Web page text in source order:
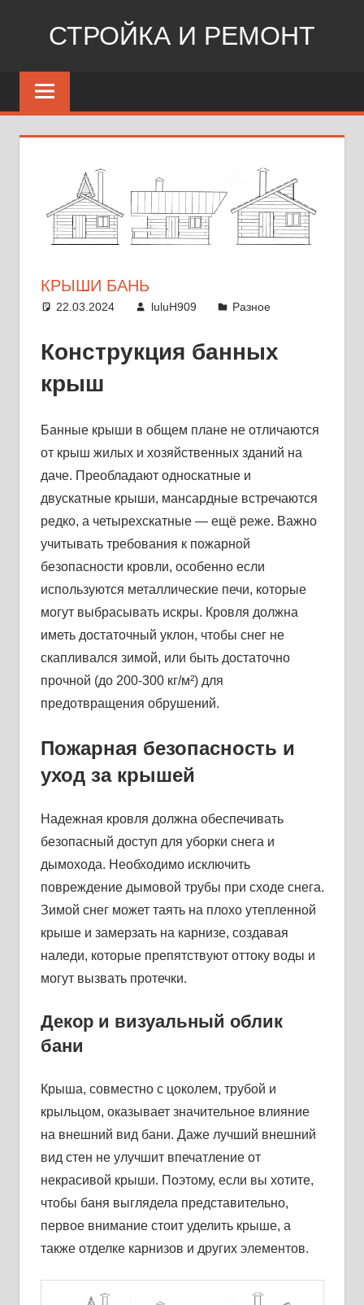
СТРОЙКА И РЕМОНТ
КРЫШИ БАНЬ
22.03.2024 luluH909 Разное
Конструкция банных
крыш
Банные крыши в общем плане не отличаются
от крыш жилых и хозяйственных зданий на
даче. Преобладают односкатные и
двускатные крыши, мансардные встречаются
редко, а четырехскатные — ещё реже. Важно
учитывать требования к пожарной
безопасности кровли, особенно если
используются металлические печи, которые
могут выбрасывать искры. Кровля должна
иметь достаточный уклон, чтобы снег не
скапливался зимой, или быть достаточно
прочной (до 200-300 кг/м²) для
предотвращения обрушений.
Пожарная безопасность и
уход за крышей
Надежная кровля должна обеспечивать
безопасный доступ для уборки снега и
дымохода. Необходимо исключить
повреждение дымовой трубы при сходе снега.
Зимой снег может таять на плохо утепленной
крыше и замерзать на карнизе, создавая
наледи, которые препятствуют оттоку воды и
могут вызвать протечки.
Декор и визуальный облик
бани
Крыша, совместно с цоколем, трубой и
крыльцом, оказывает значительное влияние
на внешний вид бани. Даже лучший внешний
вид стен не улучшит впечатление от
некрасивой крыши. Поэтому, если вы хотите,
чтобы баня выглядела представительно,
первое внимание стоит уделить крыше, а
также отделке карнизов и других элементов.